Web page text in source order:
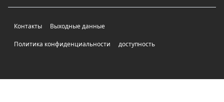
Контакты Выходные данные
Политика конфиденциальности доступность